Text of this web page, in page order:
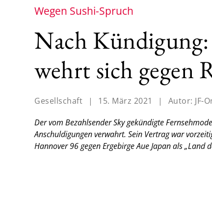
Wegen Sushi-Spruch
Nach
wehrt sich gegen
Gesellschaft | 15. März 2021 | Autor: JF-
Der vom Bezahlsender Sky gekündigte
Anschuldigungen verwahrt. Sein Vertrag war
Hannover 96 gegen Ergebirge Aue Japan als „Land